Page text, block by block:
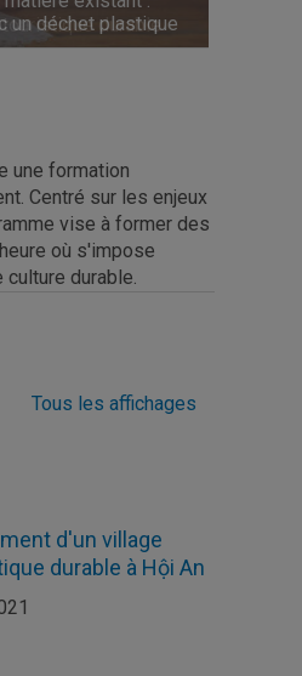
un déchet plastique
durable
volant
une formation
Centré sur les enjeux
vise à former des
où s'impose
durable.
Tous les affichages
d'un village
durable à Hội An